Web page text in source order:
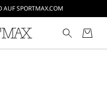
AUF SPORTMAX.COM